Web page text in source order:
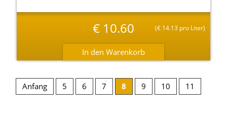
€10.60 (€ 14.13 pro Liter)
Anfang 5 6 7 8 9 10 11